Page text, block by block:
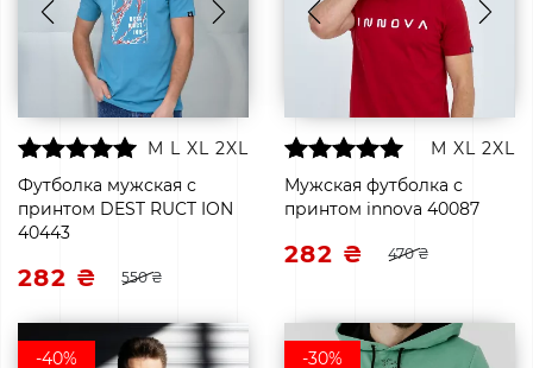
M L XL 2XL
Футболка мужская с
принтом DEST RUCT ION
40443
282 ₴ 550 ₴
M XL 2XL
Мужская футболка с
принтом innova 40087
282 ₴ 470 ₴
-40% -30%